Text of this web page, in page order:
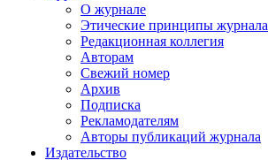
О журнале
Этические принципы журнала
Редакционная коллегия
Авторам
Свежий номер
Архив
Подписка
Рекламодателям
Авторы публикаций журнала
Издательство